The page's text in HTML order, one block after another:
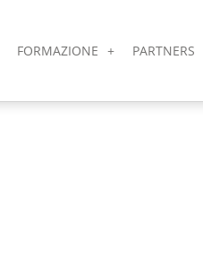
FORMAZIONE PARTNERS